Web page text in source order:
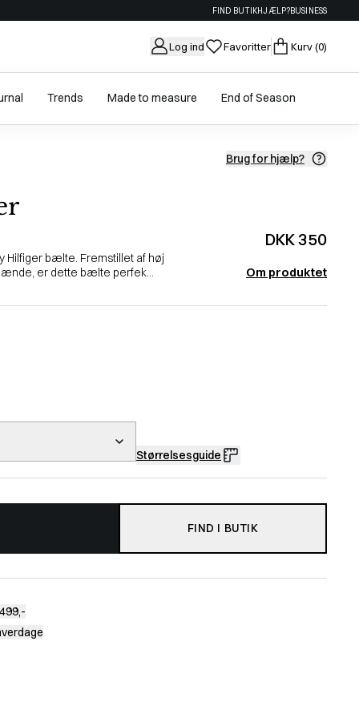
FIND BUTIKHJÆLP?BUSINESS
Log ind Favoritter Kurv(0)
Trends Made to measure End of Season
Brug for hjælp?
DKK 350
Hilfiger bælte. Fremstillet af høj
er dette bælte perfek...
Om produktet
Størrelsesguide
FIND I BUTIK